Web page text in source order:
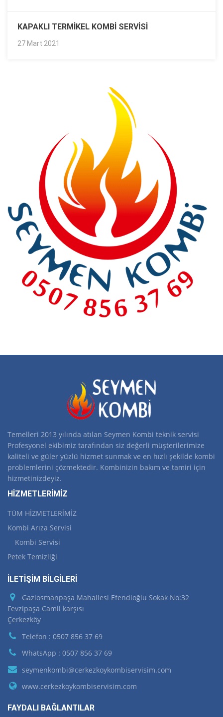
KAPAKLI TERMIKEL KOMBI SERVISI
27 Mart 2021
Temelleri 2013 yılında atılan Seymen Kombi teknik servisi
Profesyonel ekibimiz tarafından siz değerli müşterilerimize
kaliteli ve güler yüzlü hizmet sunmak ve en hızlı şekilde kombi
problemlerini çözmektedir. Kombinizin bakım ve tamiri için
hizmetinizdeyiz.
HİZMETLERİMİZ
TÜM HİZMETLERİMİZ
Kombi Arıza Servisi
Kombi Servisi
Petek Temizliği
İLETİŞİM BİLGİLERİ
Gaziosmanpaşa Mahallesi Efendioğlu Sokak No:32
Fevzipaşa Camii karşısı
Çerkezköy
Telefon : 0507 856 37 69
WhatsApp : 0507 856 37 69
seymenkombi@cerkezkoykombiservisim.com
www.cerkezkoykombiservisim.com
FAYDALI BAĞLANTILAR